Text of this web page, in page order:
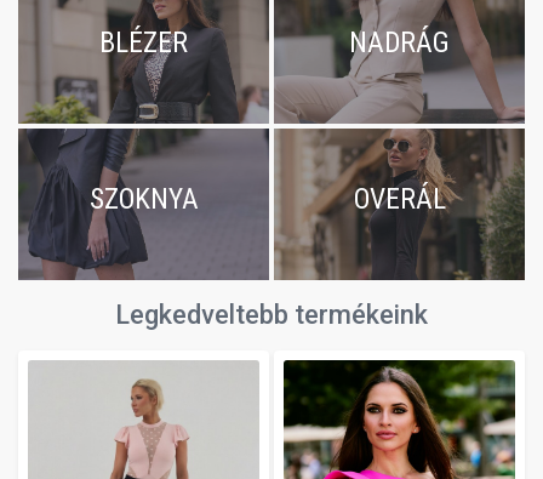
BLÉZER NADRÁG
SZOKNYA OVERÁL
Legkedveltebb termékeink